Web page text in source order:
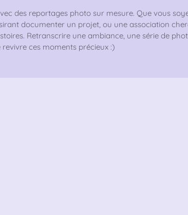
des reportages photo sur mesure. Que vous
documenter un projet, ou une association
Retranscrire une ambiance, une série de
ces moments précieux :)